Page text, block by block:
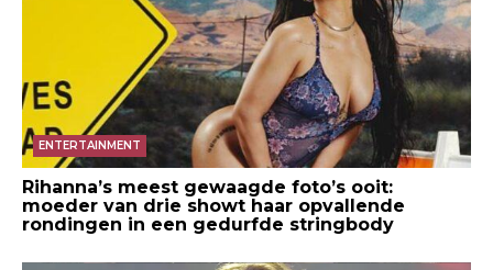
ENTERTAINMENT
Rihanna’s meest gewaagde foto’s ooit:
moeder van drie showt haar opvallende
rondingen in een gedurfde stringbody